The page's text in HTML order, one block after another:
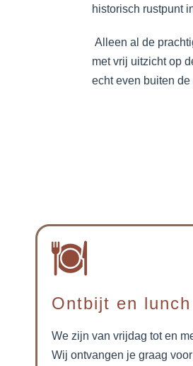
historisch rustpunt
Alleen al de
met vrij uitzicht op
echt even buiten de
Ontbijt en lunch
We zijn van vrijdag tot en
Wij ontvangen je graag